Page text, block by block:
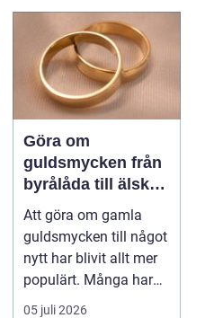
Göra om
guldsmycken från
byrålåda till älskad
favorit
Att göra om gamla
guldsmycken till något
nytt har blivit allt mer
populärt. Många har
ärvda ringar, ...
05 juli 2026